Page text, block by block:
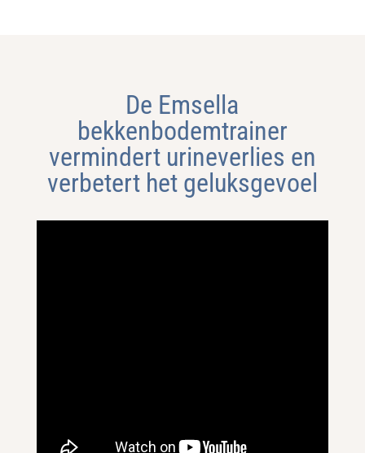
De Emsella
bekkenbodemtrainer
vermindert urineverlies en
verbetert het geluksgevoel